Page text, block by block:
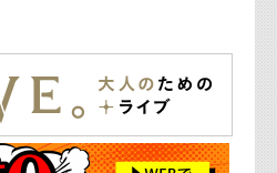
22:00
大人のための名曲セレクション ～バン
ド編～【歌詞入り】
22:30
今推したい! エムオン!おすすめミュー